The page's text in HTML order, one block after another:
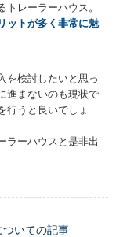
レーラーハウス。
ットが多く非常に魅
を検討したいと思っ
進まないのも現状で
行うと良いでしょ
ラーハウスと是非出
ついての記事